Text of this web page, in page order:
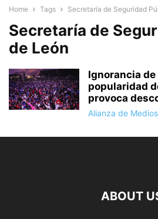
Home Tags Secretaría de Seguridad
Secretaría de
de León
Ignorancia
popularidad
provoca
Alianza de Medios
ABOUT